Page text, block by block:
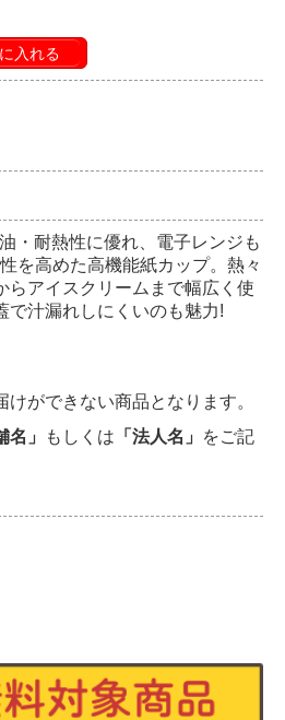
入れる
・耐熱性に優れ、電子レンジも
を高めた高機能紙カップ。熱々
らアイスクリームまで幅広く使
で汁漏れしにくいのも魅力!
ができない商品となります。
名」 もしくは 「法人名」
をご記